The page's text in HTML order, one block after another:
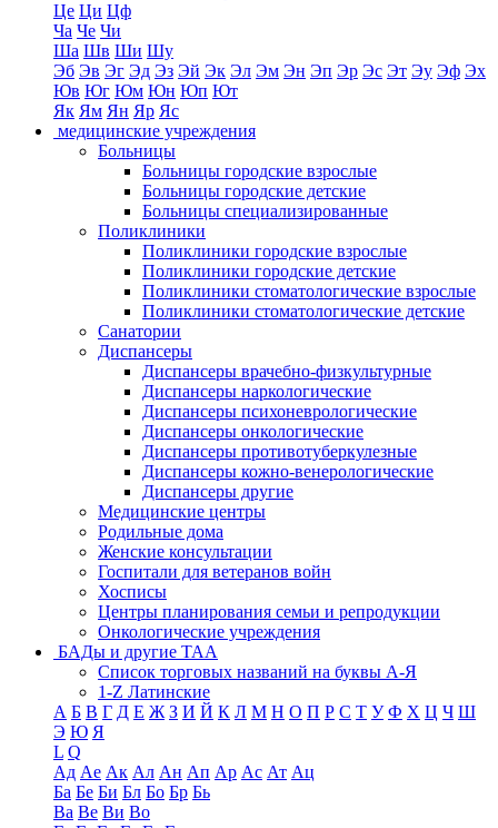
Це Ци Цф
Ча Че Чи
Ша Шв Ши Шу
Эб Эв Эг Эд Эз Эй Эк Эл Эм Эн Эп Эр Эс Эт Эу Эф Эх
Юв Юг Юм Юн Юп Ют
Як Ям Ян Яр Яс
медицинские учреждения
Больницы
Больницы городские взрослые
Больницы городские детские
Больницы специализированные
Поликлиники
Поликлиники городские взрослые
Поликлиники городские детские
Поликлиники стоматологические взрослые
Поликлиники стоматологические детские
Санатории
Диспансеры
Диспансеры врачебно-физкультурные
Диспансеры наркологические
Диспансеры психоневрологические
Диспансеры онкологические
Диспансеры противотуберкулезные
Диспансеры кожно-венерологические
Диспансеры другие
Медицинские центры
Родильные дома
Женские консультации
Госпитали для ветеранов войн
Хосписы
Центры планирования семьи и репродукции
Онкологические учреждения
БАДы и другие ТАА
Список торговых названий на буквы А-Я
1-Z Латинские
А Б В Г Д Е Ж З И Й К Л М Н О П Р С Т У Ф Х Ц Ч Ш
Э Ю Я
L Q
Ад Ае Ак Ал Ан Ап Ар Ас Ат Ац
Ба Бе Би Бл Бо Бр Бь
Ва Ве Ви Во